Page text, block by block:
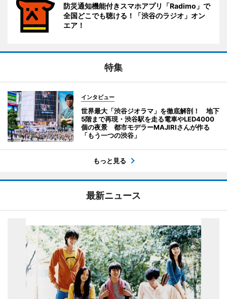
防災通知機能付きスマホアプリ「Radimo」で
全国どこでも聴ける！「渋谷のラジオ」オン
エア！
特集
インタビュー
世界最大「渋谷ジオラマ」を徹底解剖！ 地下
5階まで再現・渋谷駅を走る電車やLED4000
個の夜景 都市モデラーMAJIRIさんが作る
「もう一つの渋谷」
もっと見る
最新ニュース